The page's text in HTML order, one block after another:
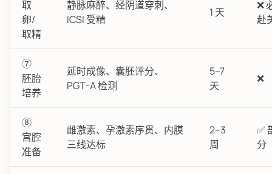
取
卵/
取精
静脉麻醉、经阴道穿刺、
ICSI 受精
1 天
❌
赴
⑦
胚胎
培养
延时成像、囊胚评分、
PGT-A 检测
5–7
天
❌
⑧
宫腔
准备
雌激素、孕激素序贯、内膜
三线达标
2–3
周
✅
分